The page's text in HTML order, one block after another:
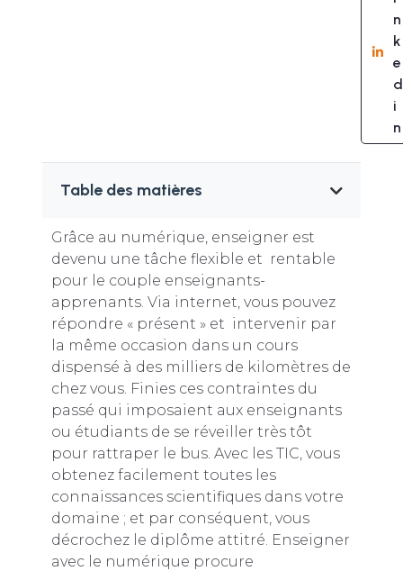
n
k
e
d
i
n
Table des matières
Grâce au numérique, enseigner est
devenu une tâche flexible et rentable
pour le couple enseignants-
apprenants. Via internet, vous pouvez
répondre « présent » et intervenir par
la même occasion dans un cours
dispensé à des milliers de kilomètres de
chez vous. Finies ces contraintes du
passé qui imposaient aux enseignants
ou étudiants de se réveiller très tôt
pour rattraper le bus. Avec les TIC, vous
obtenez facilement toutes les
connaissances scientifiques dans votre
domaine ; et par conséquent, vous
décrochez le diplôme attitré. Enseigner
avec le numérique procure